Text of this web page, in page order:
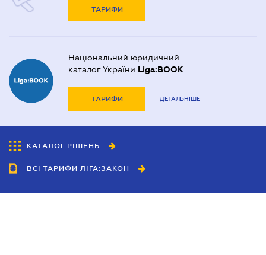
ТАРИФИ
Національний юридичний
каталог України Liga:BOOK
ТАРИФИ ДЕТАЛЬНІШЕ
КАТАЛОГ РІШЕНЬ
ВСІ ТАРИФИ ЛІГА:ЗАКОН